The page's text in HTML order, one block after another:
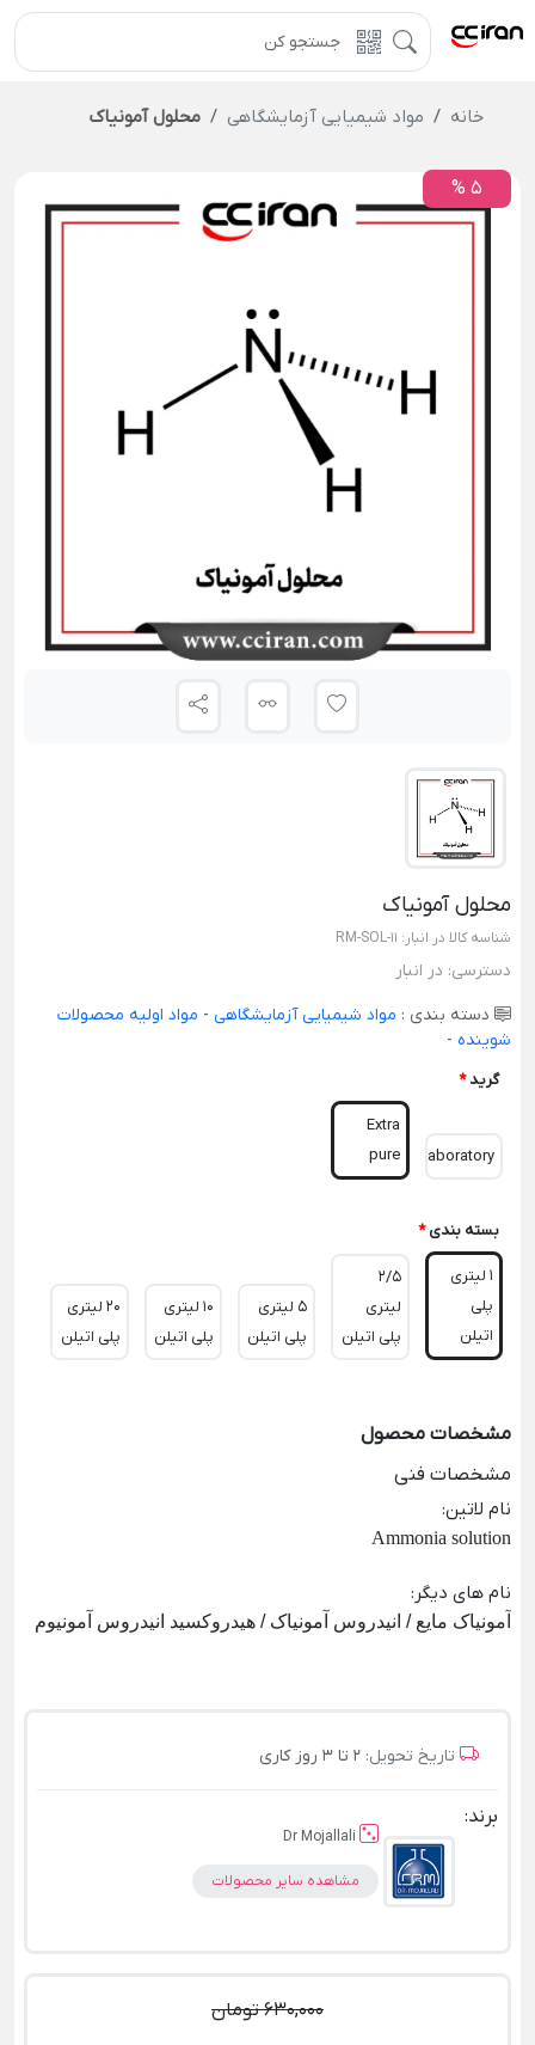
خانه مواد شیمیایی آزمایشگاهی محلول آمونیاک
5 %
محلول آمونیاک
شناسه کالا در انبار: RM-SOL-11
دسترسی: در انبار
دسته بندی : مواد شیمیایی آزمایشگاهی - مواد اولیه محصولات
شوینده -
گرید*
Laboratory
Extra
pure
بسته بندی *
1 لیتری
پلی
اتیلن
2/5
لیتری
پلی اتیلن
5 لیتری
پلی اتیلن
10 لیتری
پلی اتیلن
20 لیتری
پلی اتیلن
مشخصات محصول
مشخصات فنی
نام لاتین:
Ammonia solution
نام های دیگر :
آمونیاک مایع / انیدروس آمونیاک / هیدروکسید انیدروس آمونیوم
تاریخ تحویل: 2 تا 3 روز کاری
برند:
Dr Mojallali
مشاهده سایر محصولات
630,000 تومان